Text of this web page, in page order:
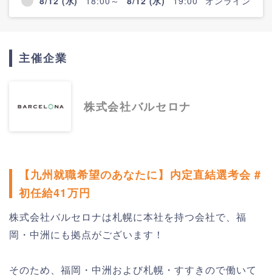
主催企業
株式会社バルセロナ
【九州就職希望のあなたに】内定直結選考会 #
初任給41万円
株式会社バルセロナは札幌に本社を持つ会社で、福
岡・中洲にも拠点がございます！
そのため、福岡・中洲および札幌・すすきので働いて